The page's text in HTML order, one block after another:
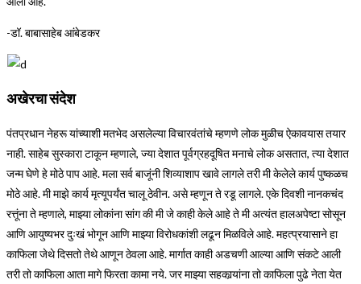
-डॉ. बाबासाहेब आंबेडकर
अखेरचा संदेश
पंतप्रधान नेहरू यांच्याशी मतभेद असलेल्या विचारवंतांचे म्हणणे लोक मुळीच ऐकावयास तयार
नाही. साहेब सुस्कारा टाकून म्हणाले, ज्या देशात पूर्वग्रहदूषित मनाचे लोक असतात, त्या देशात
जन्म घेणे हे मोठे पाप आहे. मला सर्व बाजूंनी शिव्याशाप खावे लागले तरी मी केलेले कार्य पुष्कळच
मोठे आहे. मी माझे कार्य मृत्यूपर्यंत चालू ठेवीन. असे म्हणून ते रडू लागले. एके दिवशी नानकचंद
रत्तूंना ते म्हणाले, माझ्या लोकांना सांग की मी जे काही केले आहे ते मी अत्यंत हालअपेष्टा सोसून
आणि आयुष्यभर दुःखं भोगून आणि माझ्या विरोधकांशी लढून मिळविले आहे. महत्प्रयासाने हा
काफिला जेथे दिसतो तेथे आणून ठेवला आहे. मार्गात काही अडचणी आल्या आणि संकटे आली
तरी तो काफिला आता मागे फिरता कामा नये. जर माझ्या सहकार्‍यांना तो काफिला पुढे नेता येत